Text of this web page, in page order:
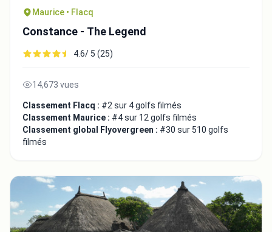
Maurice • Flacq
Constance - The Legend
4.6/ 5 (25)
14,673 vues
Classement Flacq : #2 sur 4 golfs filmés
Classement Maurice : #4 sur 12 golfs filmés
Classement global Flyovergreen : #30 sur 510 golfs
filmés